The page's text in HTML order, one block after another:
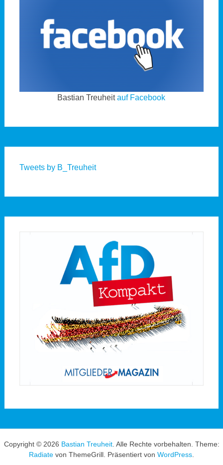
Bastian Treuheitauf Facebook
Tweets by B_Treuheit
Copyright © 2026 Bastian Treuheit. Alle Rechte vorbehalten. Theme:
Radiate von ThemeGrill. Präsentiert von WordPress